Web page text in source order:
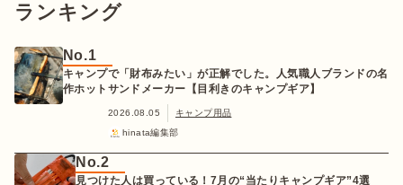
ランキング
No.1
キャンプで「財布みたい」が正解でした。人気職人ブランドの名
作ホットサンドメーカー【目利きのキャンプギア】
2026.08.05
キャンプ用品
hinata編集部
No.2
見つけた人は買っている！7月の“当たりキャンプギア”4選